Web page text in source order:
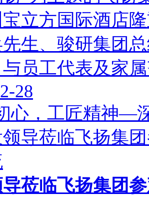
立方国际酒店
生、骏研集团
员工代表及家
28
莅临飞扬集团